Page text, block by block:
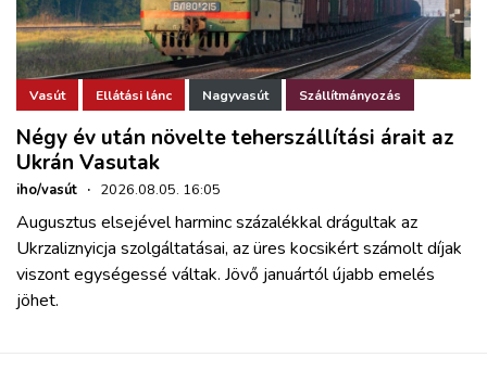
Vasút Ellátási lánc Nagyvasút Szállítmányozás
Négy év után növelte teherszállítási árait az
Ukrán Vasutak
iho/vasút · 2026.08.05. 16:05
Augusztus elsejével harminc százalékkal drágultak az
Ukrzaliznyicja szolgáltatásai, az üres kocsikért számolt díjak
viszont egységessé váltak. Jövő januártól újabb emelés
jöhet.